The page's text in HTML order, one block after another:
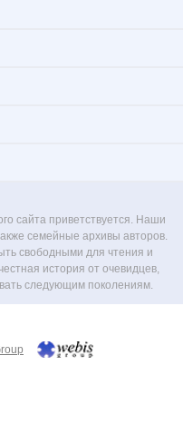
сайта приветствуется. Наши
семейные архивы авторов.
свободными для чтения и
история от очевидцев,
следующим поколениям.